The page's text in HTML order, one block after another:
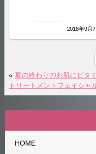
2018年9月
« 夏の終わりのお肌にビタ
トリートメントフェイシャ
HOME